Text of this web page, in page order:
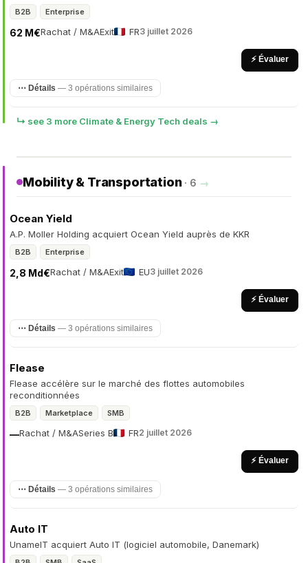
B2B Enterprise
Rachat / M&A
62 M€ Exit FR3 juillet 2026
⚡ Évaluer
⋯ Détails — 3 opérations similaires
↳ see 3 more Climate & Energy Tech deals →
Mobility & Transportation · 6 →
Ocean Yield
A.P. Moller Holding acquiert Ocean Yield auprès de KKR
B2B Enterprise
Rachat / M&A
2,8 Md€ Exit EU3 juillet 2026
⚡ Évaluer
⋯ Détails — 3 opérations similaires
Flease
Flease accélère sur le marché des flottes automobiles
reconditionnées
B2B Marketplace SMB
Rachat / M&A
— Series B FR2 juillet 2026
⚡ Évaluer
⋯ Détails — 3 opérations similaires
Auto IT
UnameIT acquiert Auto IT (logiciel automobile, Danemark)